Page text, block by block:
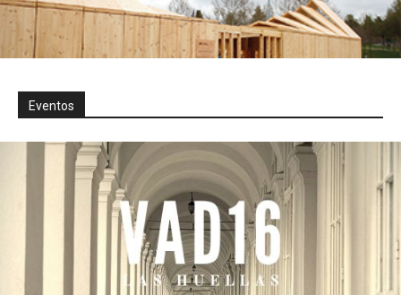
Eventos